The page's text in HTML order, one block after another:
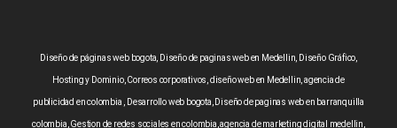
Diseño de páginas web bogota, Diseño de paginas web en Medellin, Diseño Gráfico,
Hosting y Dominio, Correos corporativos, diseño web en Medellin, agencia de
publicidad en colombia , Desarrollo web bogota, Diseño de paginas web en barranquilla
colombia, Gestion de redes sociales en colombia, agencia de marketing digital medellin,